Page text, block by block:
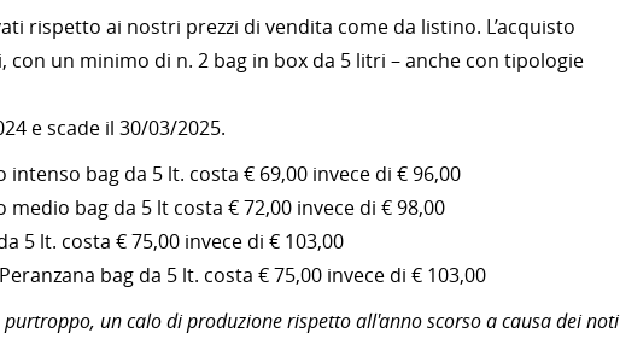
rispetto ai nostri prezzi di vendita come da listino. L’acquisto
un minimo di n. 2 bag in box da 5 litri – anche con tipologie
e scade il 30/03/2025.
intenso bag da 5 lt. costa € 69,00 invece di € 96,00
bag da 5 lt costa € 72,00 invece di € 98,00
5 lt. costa € 75,00 invece di € 103,00
bag da 5 lt. costa € 75,00 invece di € 103,00
un calo di produzione rispetto all'anno scorso a causa dei noti